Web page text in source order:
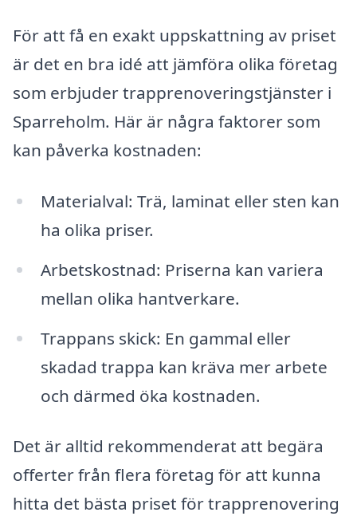
För att få en exakt uppskattning av priset
är det en bra idé att jämföra olika företag
som erbjuder trapprenoveringstjänster i
Sparreholm. Här är några faktorer som
kan påverka kostnaden:
Materialval: Trä, laminat eller sten kan
ha olika priser.
Arbetskostnad: Priserna kan variera
mellan olika hantverkare.
Trappans skick: En gammal eller
skadad trappa kan kräva mer arbete
och därmed öka kostnaden.
Det är alltid rekommenderat att begära
offerter från flera företag för att kunna
hitta det bästa priset för trapprenovering